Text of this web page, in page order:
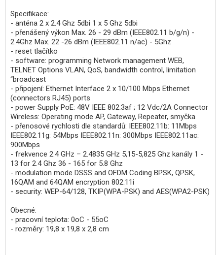
Specifikace:
- anténa 2 x 2.4 Ghz 5dbi 1 x 5 Ghz 5dbi
- přenášený výkon Max. 26 - 29 dBm (IEEE802.11 b/g/n) -
2.4Ghz Max. 22 -26 dBm (IEEE802.11 n/ac) - 5Ghz
- reset tlačítko
- software: programming Network management WEB,
TELNET Options VLAN, QoS, bandwidth control, limitation
“broadcast
- připojení: Ethernet Interface 2 x 10/100 Mbps Ethernet
(connectors RJ45) ports
- power Supply PoE: 48V IEEE 802.3af ; 12 Vdc/2A Connector
Wireless: Operating mode AP, Gateway, Repeater, smyčka
- přenosové rychlosti dle standardů: IEEE802.11b: 11Mbps
IEEE802.11g: 54Mbps IEEE802.11n: 300Mbps IEEE802.11ac:
900Mbps
- frekvence 2.4 GHz – 2.4835 GHz 5,15-5,825 Ghz kanály 1 -
13 for 2.4 Ghz 36 - 165 for 5.8 Ghz
- modulation mode DSSS and OFDM Coding BPSK, QPSK,
16QAM and 64QAM encryption 802.11i
- security: WEP-64/128, TKIP(WPA-PSK) and AES(WPA2-PSK)
Obecné:
- pracovní teplota: 0oC - 55oC
- rozměry: 19,8 x 19,8 x 2,8 cm